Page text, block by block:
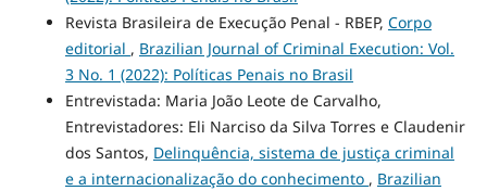
Revista Brasileira de Execução Penal - RBEP, Corpo
editorial , Brazilian Journal of Criminal Execution: Vol.
3 No. 1 (2022): Políticas Penais no Brasil
Entrevistada: Maria João Leote de Carvalho,
Entrevistadores: Eli Narciso da Silva Torres e Claudenir
dos Santos, Delinquência, sistema de justiça criminal
e a internacionalização do conhecimento , Brazilian